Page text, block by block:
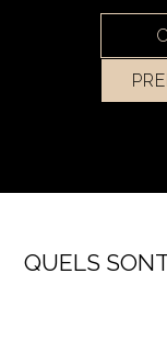
QUELS